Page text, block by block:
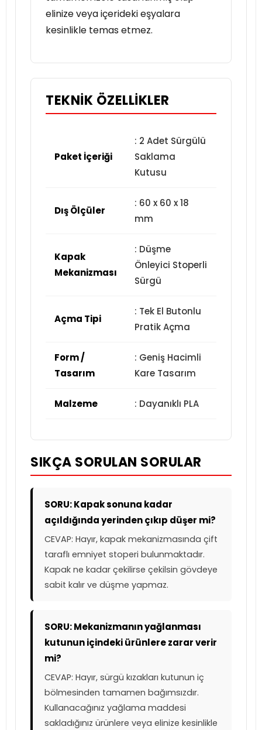
elinize veya içerideki eşyalara
kesinlikle temas etmez.
TEKNIK ÖZELLIKLER
Paket İçeriği
: 2 Adet Sürgülü
Saklama
Kutusu
Dış Ölçüler
: 60 x 60 x 18
mm
Kapak
Mekanizması
: Düşme
Önleyici Stoperli
Sürgü
Açma Tipi
: Tek El Butonlu
Pratik Açma
Form /
Tasarım
: Geniş Hacimli
Kare Tasarım
Malzeme : Dayanıklı PLA
SIKÇA SORULAN SORULAR
SORU: Kapak sonuna kadar
açıldığında yerinden çıkıp düşer mi?
CEVAP: Hayır, kapak mekanizmasında çift
taraflı emniyet stoperi bulunmaktadır.
Kapak ne kadar çekilirse çekilsin gövdeye
sabit kalır ve düşme yapmaz.
SORU: Mekanizmanın yağlanması
kutunun içindeki ürünlere zarar verir
mi?
CEVAP: Hayır, sürgü kızakları kutunun iç
bölmesinden tamamen bağımsızdır.
Kullanacağınız yağlama maddesi
sakladığınız ürünlere veya elinize kesinlikle